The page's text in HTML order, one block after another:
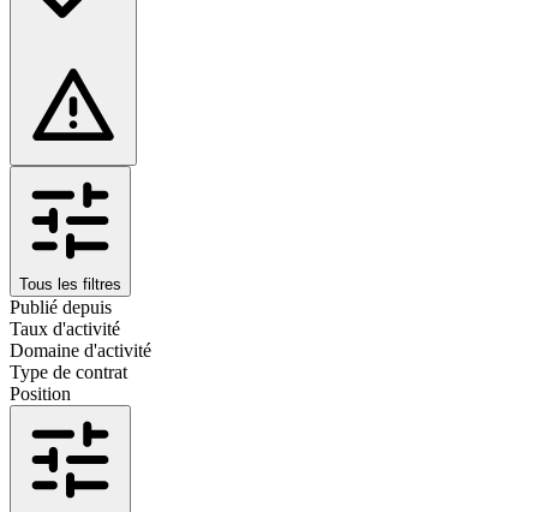
Tous les filtres
Publié depuis
Taux d'activité
Domaine d'activité
Type de contrat
Position